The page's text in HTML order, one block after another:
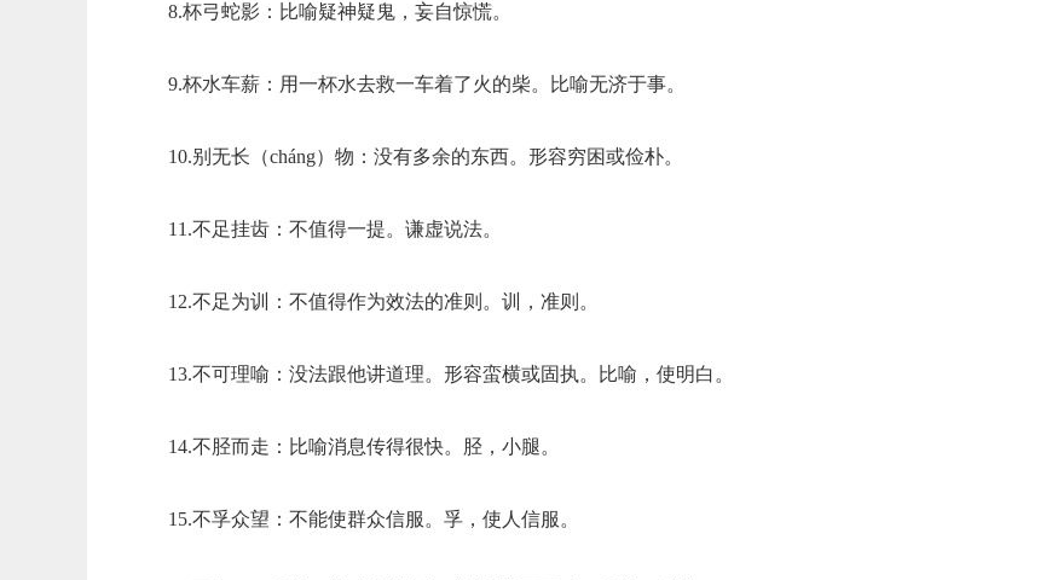
8.杯弓蛇影：比喻疑神疑鬼，妄自惊慌。
9.杯水车薪：用一杯水去救一车着了火的柴。比喻无济于事。
10.别无长（cháng）物：没有多余的东西。形容穷困或俭朴。
11.不足挂齿：不值得一提。谦虚说法。
12.不足为训：不值得作为效法的准则。训，准则。
13.不可理喻：没法跟他讲道理。形容蛮横或固执。比喻，使明白。
14.不胫而走：比喻消息传得很快。胫，小腿。
15.不孚众望：不能使群众信服。孚，使人信服。